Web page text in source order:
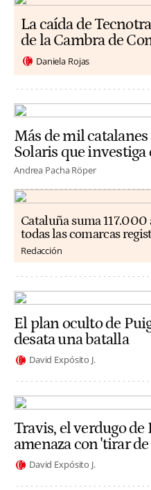
La caída de
de la Cambra de
Daniela Rojas
Más de mil
Solaris que investiga
Andrea Pacha Röper
Cataluña suma
todas las comarcas
Redacción
El plan oculto de
desata una batalla
David Expósito J.
Travis, el verdugo de
amenaza con 'tirar
David Expósito J.